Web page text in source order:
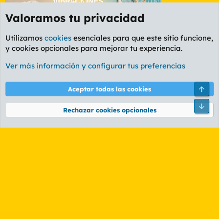
La Whiskería
Cookies
PL OLDSTYLE AMARILLO
Términos y reglas Política de privacidad Ayuda
Community platform by XenForo® © 2010-2026 XenForo Ltd.
Valoramos tu privacidad
Utilizamos cookies esenciales para que este sitio funcione,
y cookies opcionales para mejorar tu experiencia.
Ver más información y configurar tus preferencias
Aceptar todas las cookies
Rechazar cookies opcionales
Pie